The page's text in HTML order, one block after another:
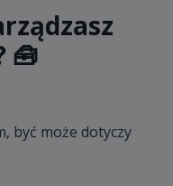
🧰
być może dotyczy